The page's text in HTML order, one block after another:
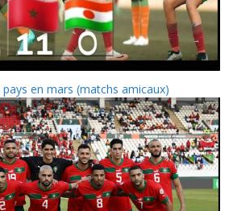
en mars (matchs amicaux)